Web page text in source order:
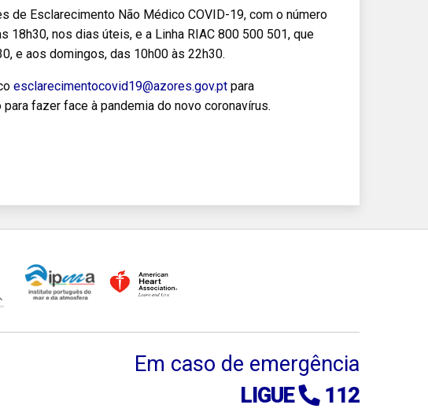
de Esclarecimento Não Médico COVID-19, com o número
nos dias úteis, e a Linha RIAC 800 500 501, que
e aos domingos, das 10h00 às 22h30.
esclarecimentocovid19@azores.gov.ptpara
fazer face à pandemia do novo coronavírus.
Em caso de emergência
LIGUE
112